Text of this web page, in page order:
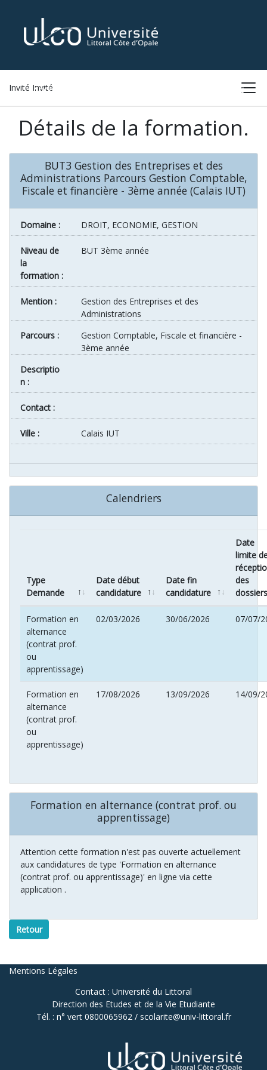
Invité Invité
ACCUEIL CONNEXION
Détails de la formation.
BUT3 Gestion des Entreprises et des
Administrations Parcours Gestion Comptable,
Fiscale et financière - 3ème année (Calais IUT)
Domaine : DROIT, ECONOMIE, GESTION
Niveau de
la
formation :
BUT 3ème année
Mention :
Gestion des Entreprises et des
Administrations
Parcours :
Gestion Comptable, Fiscale et financière -
3ème année
Descriptio
n :
Contact :
ville : Calais IUT
Calendriers
Type
Demande
Date début
candidature
Date fin
candidature
Date
limite
des
dossiers
Formation en
alternance
(contrat prof.
ou
apprentissage)
02/03/2026 30/06/2026 07/07/
Formation en
alternance
(contrat prof.
ou
apprentissage)
17/08/2026 13/09/2026 14/09/
Formation en alternance (contrat prof. ou
apprentissage)
Attention cette formation n'est pas ouverte actuellement
aux candidatures de type 'Formation en alternance
(contrat prof. ou apprentissage)' en ligne via cette
application .
Retour
Mentions Légales
Contact : Université du Littoral
Direction des Etudes et de la Vie Etudiante
Tél. : n° vert 0800065962 / scolarite@univ-littoral.fr